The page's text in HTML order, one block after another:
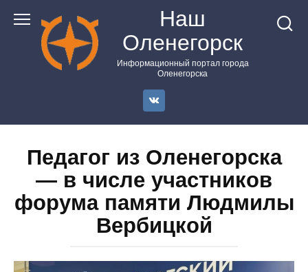
контенту
Наш
Оленегорск
Информационный портал города
Оленегорска
Педагог из Оленегорска
— в числе участников
форума памяти Людмилы
Вербицкой